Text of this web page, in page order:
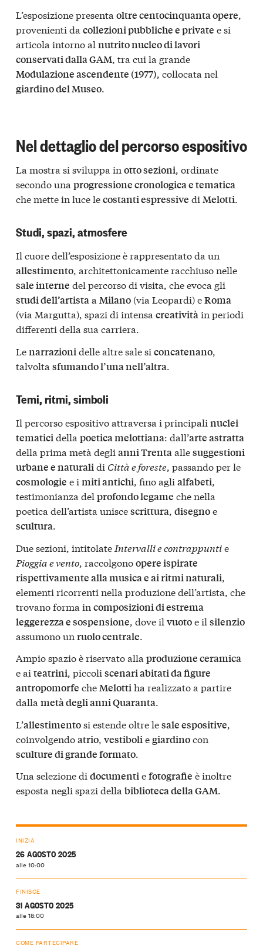
L’esposizione presenta oltre centocinquanta opere,
provenienti da collezioni pubbliche e private e si
articola intorno al nutrito nucleo di lavori
conservati dalla GAM, tra cui la grande
Modulazione ascendente (1977), collocata nel
giardino del Museo.
Nel dettaglio del percorso espositivo
La mostra si sviluppa in otto sezioni, ordinate
secondo una progressione cronologica e tematica
che mette in luce lecostanti espressive di Melotti.
Studi, spazi, atmosfere
Il cuore dell’esposizione è rappresentato da un
allestimento, architettonicamente racchiuso nelle
sale interne del percorso di visita, che evoca gli
studi dell’artistaa Milano (via Leopardi) eRoma
(via Margutta), spazi di intensa creativitàin periodi
differenti della sua carriera.
Lenarrazionidelle altre sale si concatenano,
talvolta sfumando l’una nell’altra.
Temi, ritmi, simboli
Il percorso espositivo attraversa i principali nuclei
tematicidella poetica melottiana: dall’arte astratta
della prima metà degli anni Trentaallesuggestioni
urbane e naturalidi Città e foreste, passando per le
cosmologie e i miti antichi, fino agli alfabeti,
testimonianza del profondo legame che nella
poetica dell’artista uniscescrittura, disegnoe
scultura.
Due sezioni, intitolate Intervalli e contrappuntie
Pioggia e vento , raccolgonoopere ispirate
rispettivamente alla musica e ai ritmi naturali
elementi ricorrenti nella produzione dell’artista, che
trovano forma in composizioni di estrema
leggerezza e sospensione , dove il vuotoe il silenzio
assumono un ruolo centrale
Ampio spazio è riservato alla produzione ceramica
e ai teatrini, piccoli scenari abitati da figure
antropomorfe cheMelottiha realizzato a partire
dalla metà degli anni Quaranta.
L’allestimentosi estende oltre lesale espositive,
coinvolgendoatrio, vestiboliegiardinocon
sculture di grande formato.
Una selezione di documentiefotografie è inoltre
esposta negli spazi della biblioteca della GAM.
INIZIA
26 AGOSTO 2025
alle 10:00
FINISCE
31 AGOSTO 2025
alle 18:00
COME PARTECIPARE